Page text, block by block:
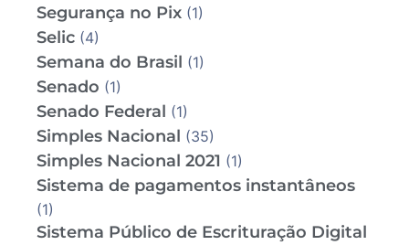
Segurança no Pix (1)
Selic (4)
Semana do Brasil (1)
Senado (1)
Senado Federal (1)
Simples Nacional (35)
Simples Nacional 2021 (1)
Sistema de pagamentos instantâneos
(1)
Sistema Público de Escrituração Digital